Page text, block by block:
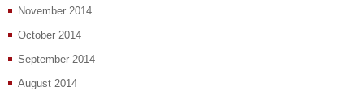
November 2014
October 2014
September 2014
August 2014